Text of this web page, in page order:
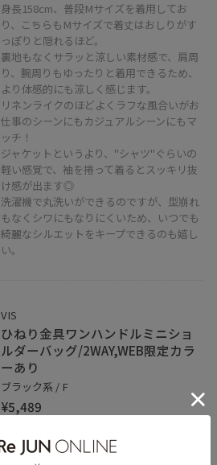
身長158cm、普段Mサイズを着用してお
り、こちらもMサイズで着丈はおしりがす
っぽりと隠れるほど。
裏地もなくサラッと涼しい素材感で、肩周
り、腕周りもゆったりと着用できるため、
より体感的にも涼しく感じます。
リネンライクのほどよくラフな風合いがお
仕事のシーンにもカジュアルシーンにもマ
ッチ！
ジャケットというより、"シャツ"ぐらいの
軽い感覚で、袖を捲って着るとスッキリ抜
け感が出ます◎
洗濯機で丸洗いができるのですが、型崩れ
もなくシワにもなりにくいため、いつでも
綺麗なシルエットをキープできるのも嬉し
い。
VIS
ひねり金具ワンハンドルミニショ
ルダーバッグ/2WAY,WEB限定カラ
ーあり
ブラック系 / F
¥5,489
レビュー
高級感ある見た目で、持つだけでコーディ